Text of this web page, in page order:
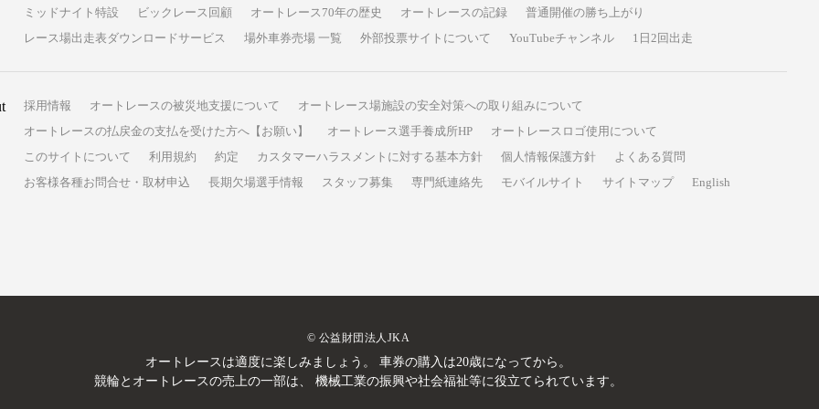
ミッドナイト特設 ビックレース回顧 オートレース70年の歴史 オートレースの記録
普通開催の勝ち上がり
レース場出走表ダウンロードサービス
場外車券売場 一覧 外部投票サイトについて YouTubeチャンネル 1日2回出走
採用情報 オートレースの被災地支援について
オートレース場施設の安全対策への取り組みについて
オートレースの払戻金の支払を受けた方へ【お願い】
オートレース選手養成所HP
オートレースロゴ使用について
このサイトについて
利用規約 約定 カスタマーハラスメントに対する基本方針 個人情報保護方針
よくある質問
お客様各種お問合せ・取材申込
長期欠場選手情報 スタッフ募集 専門紙連絡先 モバイルサイト サイトマップ English
© 公益財団法人JKA
オートレースは適度に楽しみましょう。
車券の購入は20歳になってから。
競輪とオートレースの売上の一部は、
機械工業の振興や社会福祉等に役立てられています。